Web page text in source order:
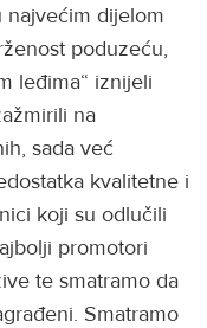
najvećim dijelom
poduzeću,
leđima“ iznijeli
na
sada već
kvalitetne i
koji su odlučili
promotori
te smatramo da
Smatramo